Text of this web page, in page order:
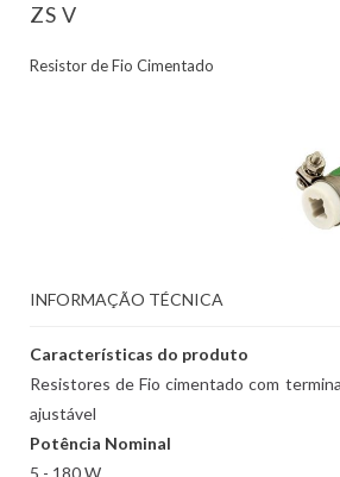
ZS V
Resistor de Fio Cimentado
INFORMAÇÃO TÉCNICA
Características do produto
Resistores de Fio cimentado com
ajustável
Potência Nominal